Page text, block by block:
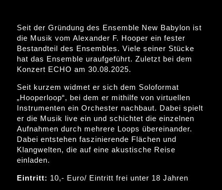
Seit der Gründung des Ensemble New Babylon ist
die Musik vom Alexander F. Hooper ein fester
Bestandteil des Ensembles. Viele seiner Stücke
hat das Ensemble uraufgeführt. Zuletzt bei dem
Konzert ECHO am 30.08.2025.
Seit kurzem widmet er sich dem Soloformat
„Hooperloop“, bei dem er mithilfe von virtuellen
Instrumenten ein Orchester nachbaut. Dabei spielt
er die Musik live ein und schichtet die einzelnen
Aufnahmen durch mehrere Loops übereinander.
Dabei entstehen faszinierende Flächen und
Klangwelten, die auf eine akustische Reise
einladen.
Eintritt: 10,- Euro/ Eintritt frei unter 18 Jahren